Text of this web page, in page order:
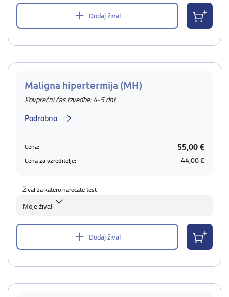
Dodaj žival
Maligna hipertermija (MH)
Povprečni čas izvedbe: 4-5 dni
Podrobno
Cena: 55,00 €
Cena za vzreditelje: 44,00 €
Žival za katero naročate test
Moje živali
Dodaj žival